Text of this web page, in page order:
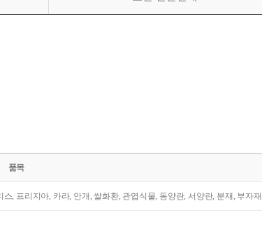
품목
, 프리지아, 카라, 안개, 쌀화환, 관엽식물, 동양란, 서양란, 분재, 부자재